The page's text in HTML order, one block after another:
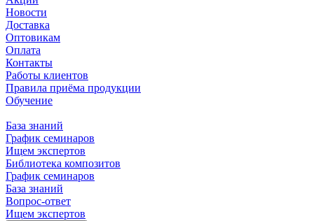
Новости
Доставка
Оптовикам
Оплата
Контакты
Работы клиентов
Правила приёма продукции
Обучение
База знаний
График семинаров
Ищем экспертов
Библиотека композитов
График семинаров
База знаний
Вопрос-ответ
Ищем экспертов